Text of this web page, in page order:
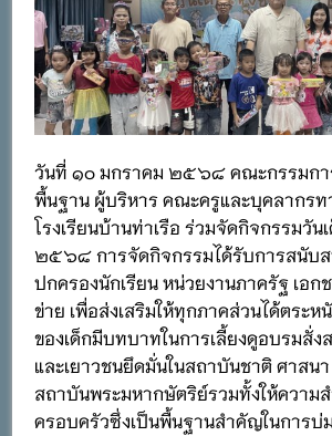
เนื่องในวันอาสาฬหบูชาและวันเข้
กิจกรรม SAFETY FOR KIDS เ
ความปลอดภัยในการใช้รถใช้ถน
วันที่ ๑๐ มกราคม ๒๕๖๘ คณะกรรมกา
พื้นฐาน ผู้บริหาร คณะครูและบุคลากรท
โรงเรียนบ้านท่าเรือ ร่วมจัดกิจกรรมวัน
๒๕๖๘ การจัดกิจกรรมได้รับการสนับ
ปกครองนักเรียน หน่วยงานภาครัฐ เอก
ข่าย เพื่อส่งเสริมให้ทุกภาคส่วนได้ตระ
ของเด็กมีบทบาทในการเลี้ยงดูอบรมสั่ง
และเยาวชนยึดมั่นในสถาบันชาติ ศาสน
สถาบันพระมหากษัตริย์รวมทั้งให้ควา
ครอบครัวซึ่งเป็นพื้นฐานสำคัญในการบ่ม